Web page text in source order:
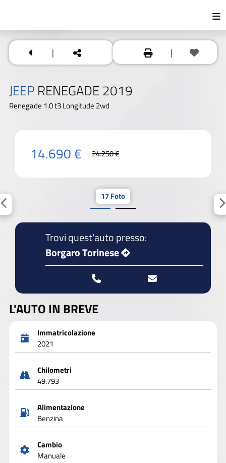
| |
JEEP RENEGADE 2019
Renegade 1.0 t3 Longitude 2wd
14.690 € 24.250 €
17 Foto
Trovi quest'auto presso:
Borgaro Torinese
L'AUTO IN BREVE
Immatricolazione
2021
Chilometri
49.793
Alimentazione
Benzina
Cambio
Manuale